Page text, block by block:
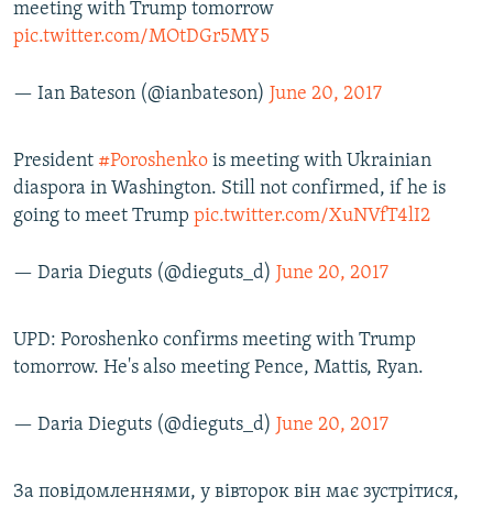
meeting with Trump tomorrow
pic.twitter.com/MOtDGr5MY5
— Ian Bateson (@ianbateson) June 20, 2017
President #Poroshenko is meeting with Ukrainian
diaspora in Washington. Still not confirmed, if he is
going to meet Trump pic.twitter.com/XuNVfT4lI2
— Daria Dieguts (@dieguts_d) June 20, 2017
UPD: Poroshenko confirms meeting with Trump
tomorrow. He's also meeting Pence, Mattis, Ryan.
— Daria Dieguts (@dieguts_d) June 20, 2017
За повідомленнями, у вівторок він має зустрітися,